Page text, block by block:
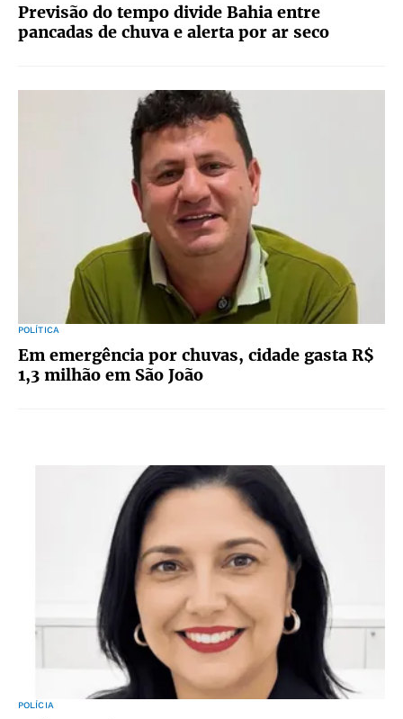
Previsão do tempo divide Bahia entre
pancadas de chuva e alerta por ar seco
POLÍTICA
Em emergência por chuvas, cidade gasta R$
1,3 milhão em São João
POLÍCIA